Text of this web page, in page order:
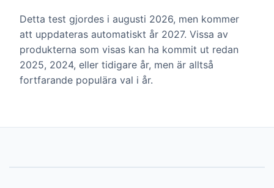
Detta test gjordes i augusti 2026, men kommer
att uppdateras automatiskt år 2027. Vissa av
produkterna som visas kan ha kommit ut redan
2025, 2024, eller tidigare år, men är alltså
fortfarande populära val i år.